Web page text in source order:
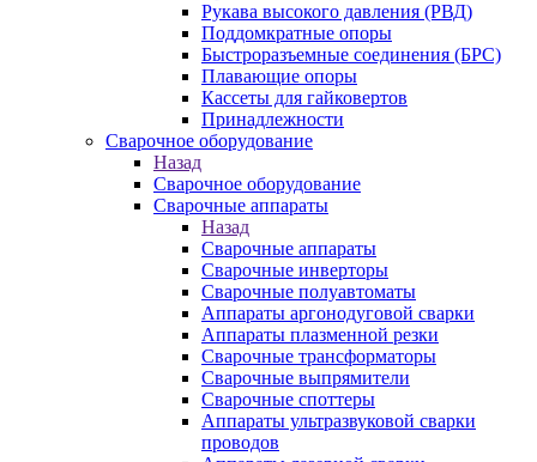
Рукава высокого давления (РВД)
Поддомкратные опоры
Быстроразъемные соединения (БРС)
Плавающие опоры
Кассеты для гайковертов
Принадлежности
Сварочное оборудование
Назад
Сварочное оборудование
Сварочные аппараты
Назад
Сварочные аппараты
Сварочные инверторы
Сварочные полуавтоматы
Аппараты аргонодуговой сварки
Аппараты плазменной резки
Сварочные трансформаторы
Сварочные выпрямители
Сварочные споттеры
Аппараты ультразвуковой сварки
проводов